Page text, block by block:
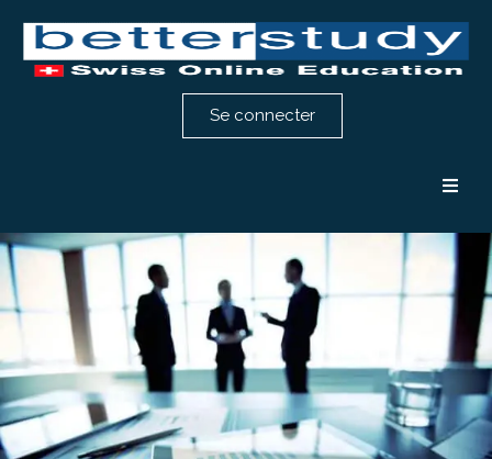
Formation comptabilité
Formation RH
Notre méthode
Témoignages
Se connecter